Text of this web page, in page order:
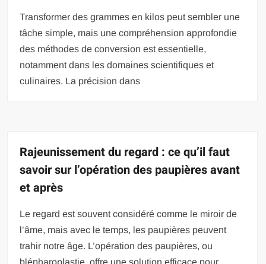
Transformer des grammes en kilos peut sembler une
tâche simple, mais une compréhension approfondie
des méthodes de conversion est essentielle,
notamment dans les domaines scientifiques et
culinaires. La précision dans
Rajeunissement du regard : ce qu’il faut
savoir sur l’opération des paupières avant
et après
Le regard est souvent considéré comme le miroir de
l’âme, mais avec le temps, les paupières peuvent
trahir notre âge. L’opération des paupières, ou
blépharoplastie, offre une solution efficace pour